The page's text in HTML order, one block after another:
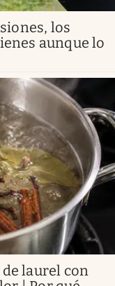
los
aunque lo
laurel con